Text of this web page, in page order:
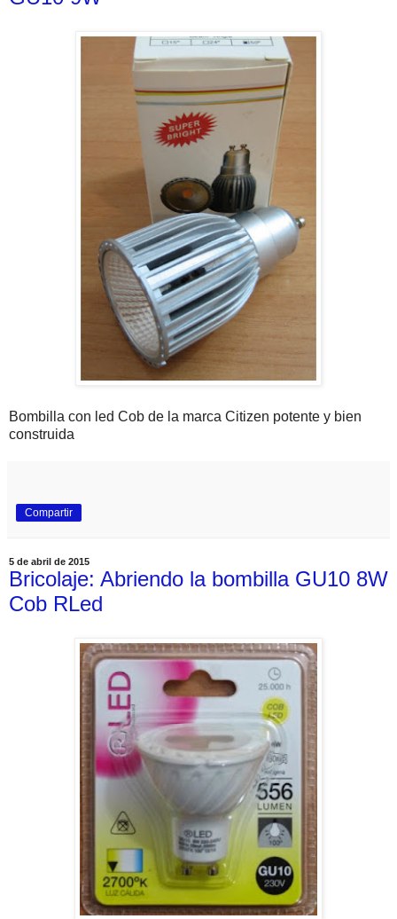
Bombilla con led Cob de la marca Citizen potente y bien
construida
Compartir
5 de abril de 2015
Bricolaje: Abriendo la bombilla GU10 8W
Cob RLed